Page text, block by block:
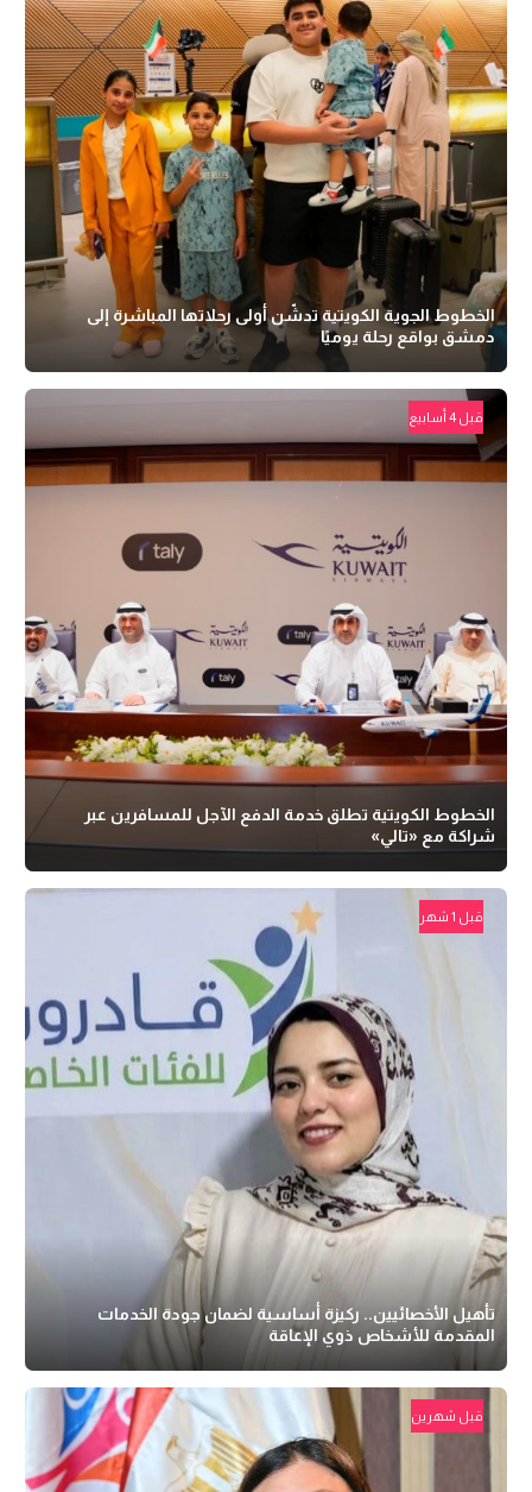
الخطوط الجوية الكويتية تدشّن أولى رحلاتها المباشرة إلى
دمشق بواقع رحلة يوميًا
قبل 4 أسابيع
الخطوط الكويتية تطلق خدمة الدفع الآجل للمسافرين عبر
شراكة مع «تالي»
قبل 1 شهر
تأهيل الأخصائيين.. ركيزة أساسية لضمان جودة الخدمات
المقدمة للأشخاص ذوي الإعاقة
قبل شهرين